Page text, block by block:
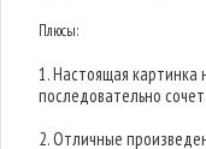
Плюсы:
1. Настоящая картинка
последовательно
2. Отличные